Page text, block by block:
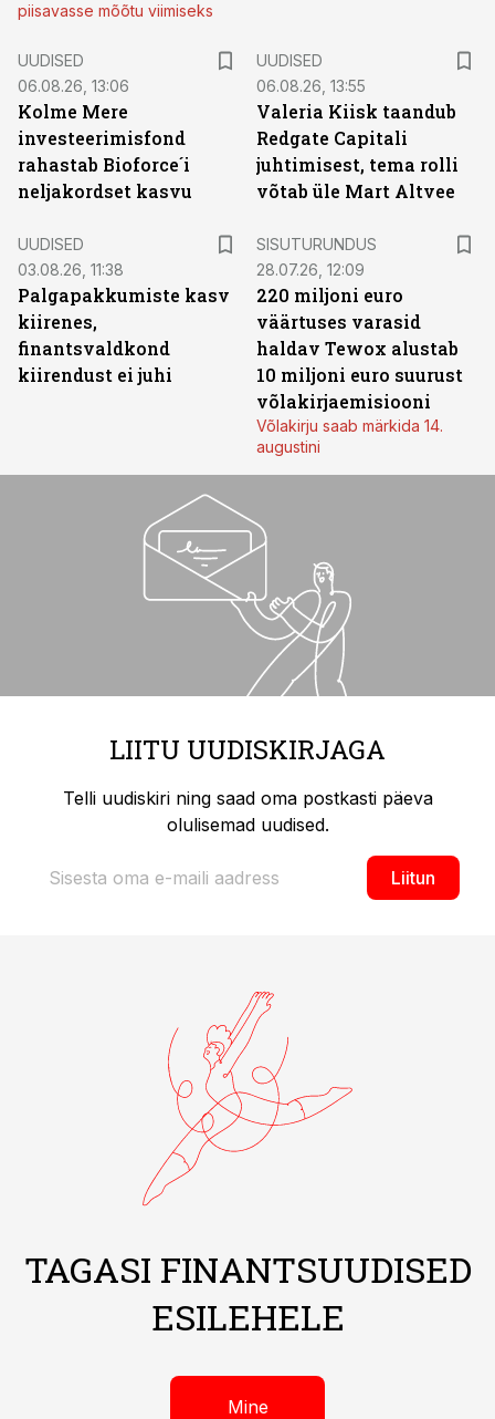
piisavasse mõõtu viimiseks
UUDISED
06.08.26, 13:06
Kolme Mere
investeerimisfond
rahastab Bioforce´i
neljakordset kasvu
UUDISED
06.08.26, 13:55
Valeria Kiisk taandub
Redgate Capitali
juhtimisest, tema rolli
võtab üle Mart Altvee
UUDISED
03.08.26, 11:38
Palgapakkumiste kasv
kiirenes,
finantsvaldkond
kiirendust ei juhi
SISUTURUNDUS
28.07.26, 12:09
220 miljoni euro
väärtuses varasid
haldav Tewox alustab
10 miljoni euro suurust
võlakirjaemisiooni
Võlakirju saab märkida 14.
augustini
LIITU UUDISKIRJAGA
Telli uudiskiri ning saad oma postkasti päeva
olulisemad uudised.
Liitun
TAGASI FINANTSUUDISED
ESILEHELE
Mine